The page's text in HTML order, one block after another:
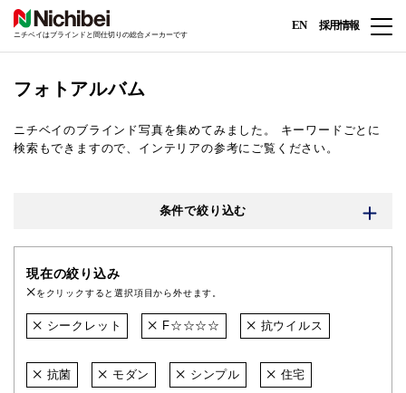
ニチベイはブラインドと間仕切りの総合メーカーです
EN 採用情報
フォトアルバム
ニチベイのブラインド写真を集めてみました。
キーワードごとに
検索もできますので、インテリアの参考にご覧ください。
条件で絞り込む
現在の絞り込み
をクリックすると選択項目から外せます。
シークレット F☆☆☆☆ 抗ウイルス
抗菌 モダン シンプル 住宅